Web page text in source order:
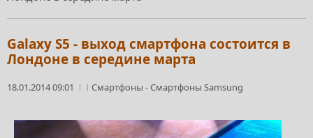
Galaxy S5 - выход смартфона состоится в
Лондоне в середине марта
18.01.2014 09:01 Смартфоны -Смартфоны Samsung